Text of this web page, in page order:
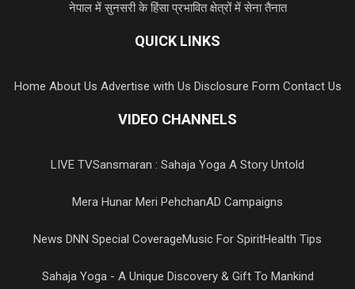
नेपाल में सुनसरी के हिंसा प्रभावित क्षेत्रों में सेना तैनात
QUICK LINKS
Home About Us Advertise with Us Disclosure Form Contact Us
VIDEO CHANNELS
LIVE TVSansmaran : Sahaja Yoga A Story Untold
Mera Hunar Meri PehchanAD Campaigns
News DNN Special CoverageMusic For SpiritHealth Tips
Sahaja Yoga - A Unique Discovery & Gift To Mankind